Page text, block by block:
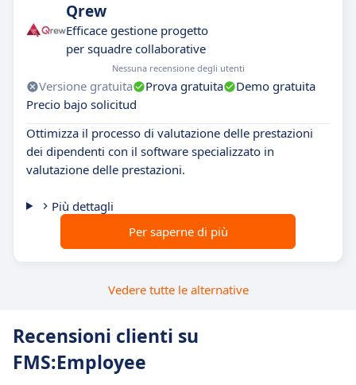
Qrew
Efficace gestione progetto
per squadre collaborative
Nessuna recensione degli utenti
Versione gratuita Prova gratuita
Demo gratuita
Precio bajo solicitud
Ottimizza il processo di valutazione delle prestazioni
dei dipendenti con il software specializzato in
valutazione delle prestazioni.
Più dettagli
Per saperne di più
Vedere tutte le alternative
Recensioni clienti su
FMS:Employee